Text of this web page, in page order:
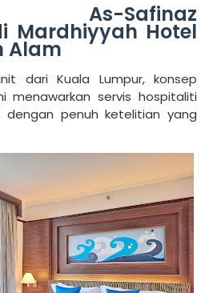
As-Safinaz
Mardhiyyah Hotel
Alam
dari Kuala Lumpur, konsep
menawarkan servis hospitaliti
penuh ketelitian yang